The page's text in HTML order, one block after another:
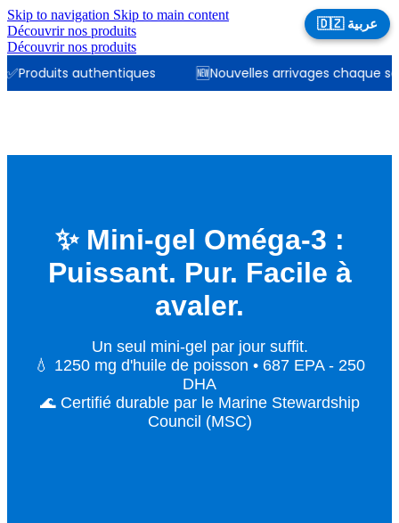
Skip to navigation Skip to main content
Découvrir nos produits
🇩🇿 عربية
Découvrir nos produits
Produits authentiques 🆕Nouvelles arrivages chaque
✨ Mini-gel Oméga-3 :
Puissant. Pur. Facile à
avaler.
Un seul mini-gel par jour suffit.
💧 1250 mg d'huile de poisson • 687 EPA - 250
DHA
🌊 Certifié durable par le Marine Stewardship
Council (MSC)